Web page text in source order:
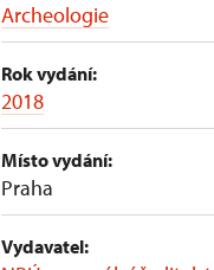
Archeologie
Rok vydání:
2018
Místo vydání:
Praha
Vydavatel: